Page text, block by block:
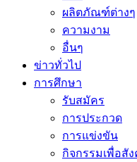
ผลิตภัณฑ์ต่างๆ
ความงาม
อื่นๆ
ข่าวทั่วไป
การศึกษา
รับสมัคร
การประกวด
การแข่งขัน
กิจกรรมเพื่อสั